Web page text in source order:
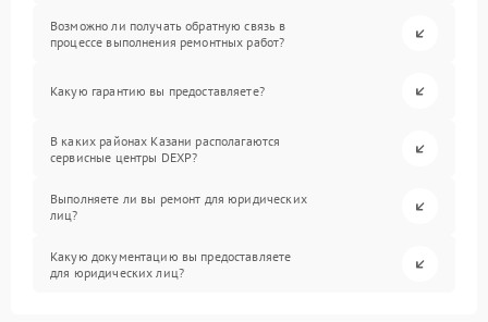
Возможно ли получать обратную связь в
процессе выполнения ремонтных работ?
Какую гарантию вы предоставляете?
В каких районах Казани располагаются
сервисные центры DEXP?
Выполняете ли вы ремонт для юридических
лиц?
Какую документацию вы предоставляете
для юридических лиц?